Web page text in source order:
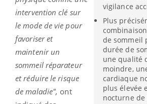
vigilance
Plus
de sommeil
durée de
une qualité
moindre,
cardiaque
plus élevée
nocturne
intervention clé sur
le mode de vie pour
favoriser et
maintenir un
sommeil réparateur
et réduire le risque
de maladie", ont